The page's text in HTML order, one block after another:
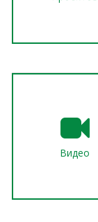
Видео